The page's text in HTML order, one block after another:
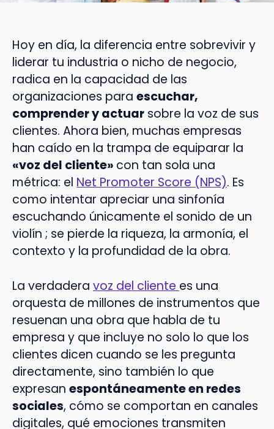
Hoy en día, la diferencia entre sobrevivir y
liderar tu industria o nicho de negocio,
radica en la capacidad de las
organizaciones para escuchar,
comprender y actuar sobre la voz de sus
clientes. Ahora bien, muchas empresas
han caído en la trampa de equiparar la
«voz del cliente» con tan sola una
métrica: el Net Promoter Score (NPS). Es
como intentar apreciar una sinfonía
escuchando únicamente el sonido de un
violín ; se pierde la riqueza, la armonía, el
contexto y la profundidad de la obra.
La verdadera voz del cliente es una
orquesta de millones de instrumentos que
resuenan una obra que habla de tu
empresa y que incluye no solo lo que los
clientes dicen cuando se les pregunta
directamente, sino también lo que
expresan espontáneamente en redes
sociales, cómo se comportan en canales
digitales, qué emociones transmiten